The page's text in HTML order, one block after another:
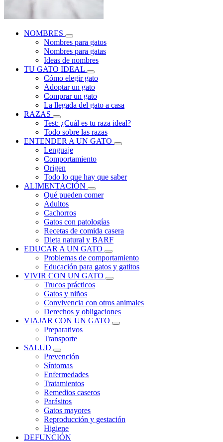
NOMBRES
Nombres para gatos
Nombres para gatas
Ideas de nombres
TU GATO IDEAL
Cómo elegir gato
Adoptar un gato
Comprar un gato
La llegada del gato a casa
RAZAS
Test: ¿Cuál es tu raza ideal?
Todo sobre las razas
ENTENDER A UN GATO
Lenguaje
Comportamiento
Origen
Todo lo que hay que saber
ALIMENTACIÓN
Qué pueden comer
Adultos
Cachorros
Gatos con patologías
Recetas de comida casera
Dieta natural y BARF
EDUCAR A UN GATO
Problemas de comportamiento
Educación para gatos y gatitos
VIVIR CON UN GATO
Trucos prácticos
Gatos y niños
Convivencia con otros animales
Derechos y obligaciones
VIAJAR CON UN GATO
Preparativos
Transporte
SALUD
Prevención
Síntomas
Enfermedades
Tratamientos
Remedios caseros
Parásitos
Gatos mayores
Reproducción y gestación
Higiene
DEFUNCIÓN